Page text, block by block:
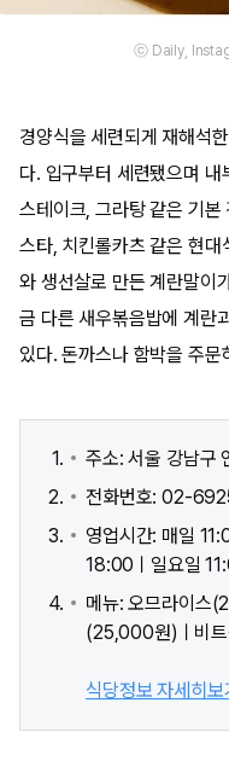
ⓒ Daily,
경양식을 세련되게 재해석
다. 입구부터 세련됐으며
스테이크, 그라탕 같은 기
스타, 치킨롤카츠 같은 현
와 생선살로 만든 계란말이
금 다른 새우볶음밥에 계란
있다. 돈까스나 함박을 주
주소: 서울 강남구
전화번호: 02-
영업시간: 매일
18:00ㅣ일요일
메뉴: 오므라이스
(25,000원)ㅣ비
식당정보 자세히보